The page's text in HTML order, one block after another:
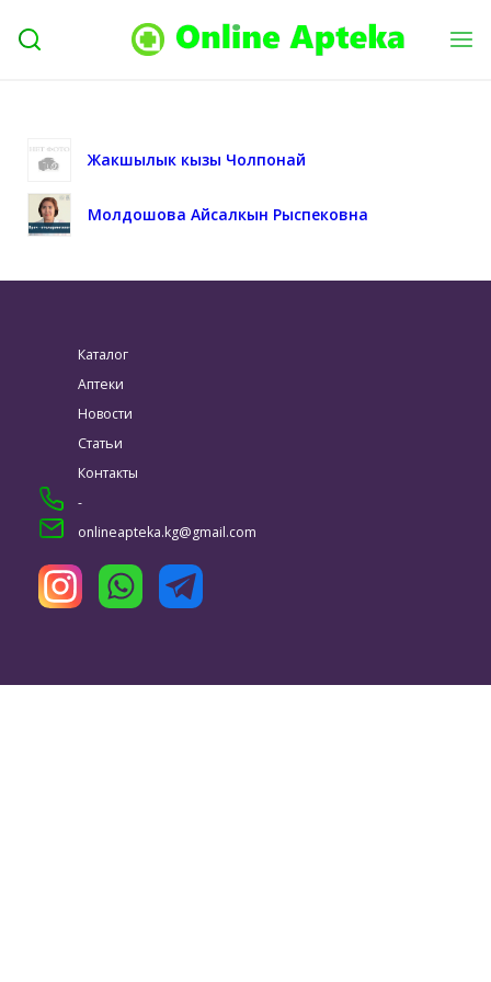
Жакшылык кызы Чолпонай
Молдошова Айсалкын Рыспековна
Каталог
Аптеки
Новости
Статьи
Контакты
-
onlineapteka.kg@gmail.com